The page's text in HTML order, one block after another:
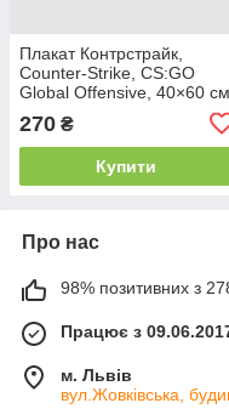
Плакат Контрстрайк,
Counter-Strike, CS:GO
Global Offensive, 40×60 см
270 ₴
Купити
Про нас
98% позитивних з 278
Працює з
м. Львів
вул.Жовківська,